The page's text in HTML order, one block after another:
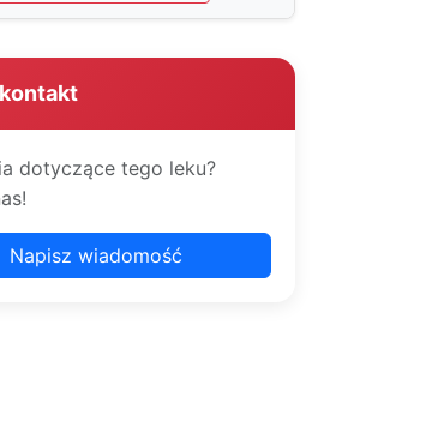
dotyczące tego leku?
Napisz wiadomość